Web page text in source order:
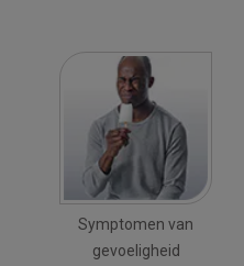
Symptomen van
gevoeligheid